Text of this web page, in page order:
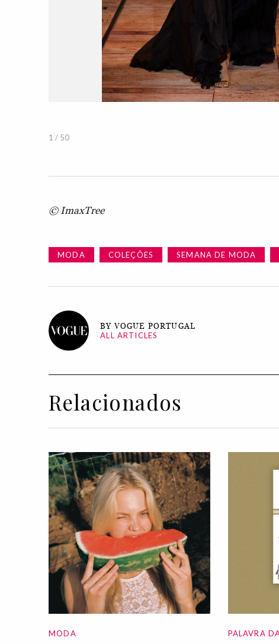
1 / 50
© ImaxTree
MODA COLEÇÕES SEMANA DE MODA
BY VOGUE PORTUGAL
ALL ARTICLES
Relacionados
MODA PALAVRA